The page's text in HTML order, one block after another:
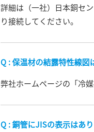
詳細は（一社）日本銅セ
り接続してください。
保温材の結露特性線図
弊社ホームページの「冷
銅管にJISの表示はあ